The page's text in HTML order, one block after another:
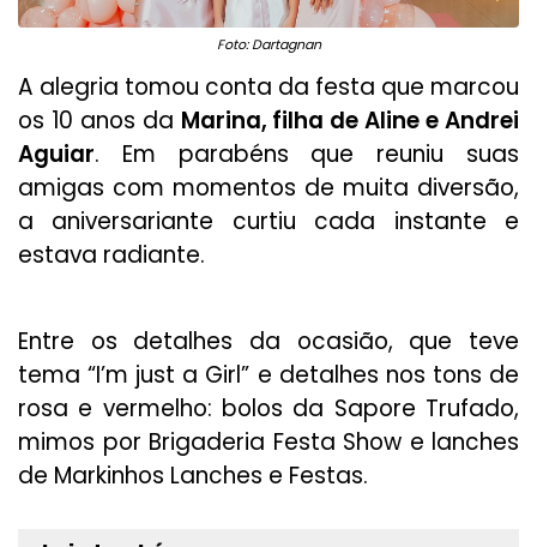
Foto: Dartagnan
A alegria tomou conta da festa que marcou
os 10 anos da Marina, filha de Aline e Andrei
Aguiar. Em parabéns que reuniu suas
amigas com momentos de muita diversão,
a aniversariante curtiu cada instante e
estava radiante.
Entre os detalhes da ocasião, que teve
tema “I’m just a Girl” e detalhes nos tons de
rosa e vermelho: bolos da Sapore Trufado,
mimos por Brigaderia Festa Show e lanches
de Markinhos Lanches e Festas.